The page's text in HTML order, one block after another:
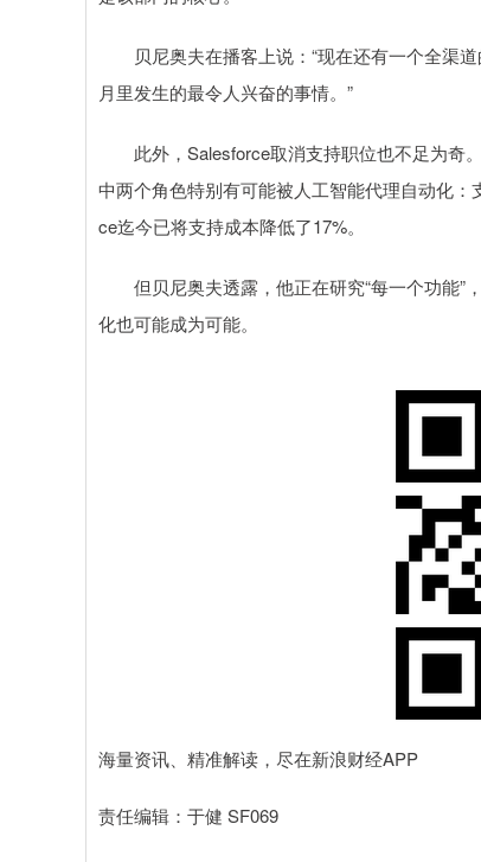
贝尼奥夫在播客上说：“现在还有一个全渠道
月里发生的最令人兴奋的事情。”
此外，Salesforce取消支持职位也不足为奇
中两个角色特别有可能被人工智能代理自动化
ce迄今已将支持成本降低了17%。
但贝尼奥夫透露，他正在研究“每一个功能”
化也可能成为可能。
海量资讯、精准解读，尽在新浪财经APP
责任编辑：于健 SF069